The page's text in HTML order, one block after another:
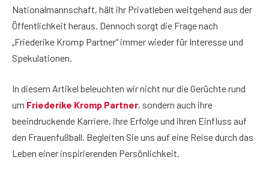
Nationalmannschaft, hält ihr Privatleben weitgehend aus der
Öffentlichkeit heraus. Dennoch sorgt die Frage nach
„Friederike Kromp Partner“ immer wieder für Interesse und
Spekulationen.
In diesem Artikel beleuchten wir nicht nur die Gerüchte rund
um Friederike Kromp Partner, sondern auch ihre
beeindruckende Karriere, ihre Erfolge und ihren Einfluss auf
den Frauenfußball. Begleiten Sie uns auf eine Reise durch das
Leben einer inspirierenden Persönlichkeit.